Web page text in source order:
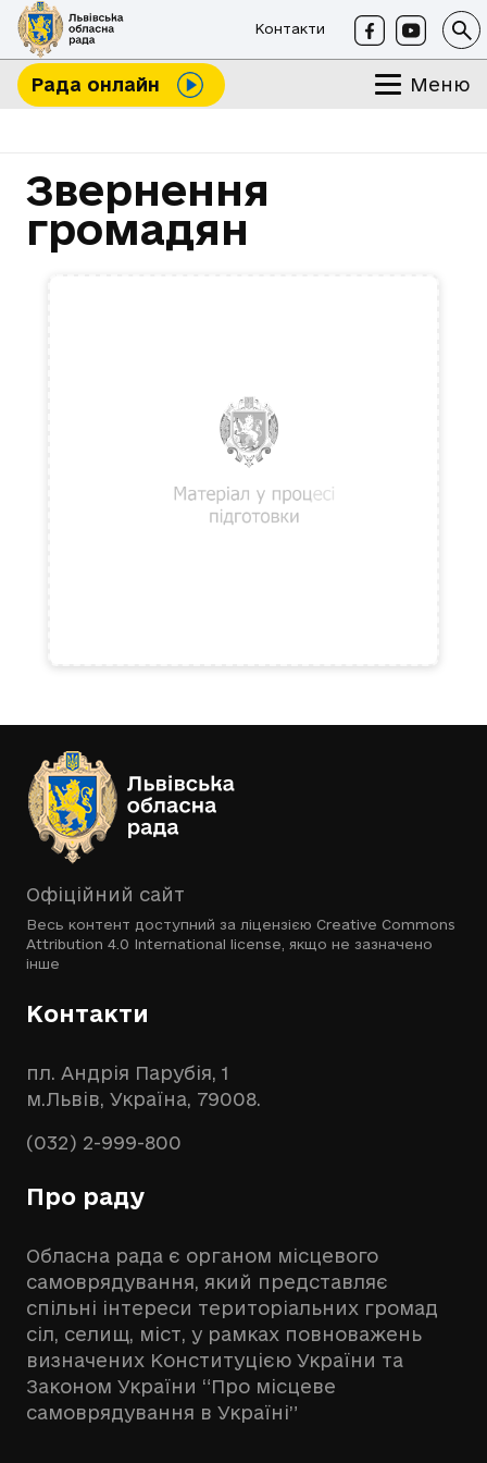
Контакти
Рада онлайн Меню
Звернення
громадян
Офіційний сайт
Весь контент доступний за ліцензією Creative Commons
Attribution 4.0 International license , якщо не зазначено
інше
Контакти
пл. Андрія Парубія, 1
м.Львів, Україна, 79008.
(032) 2-999-800
Про раду
Обласна рада є органом місцевого
самоврядування, який представляє
спільні інтереси територіальних громад
сіл, селищ, міст, у рамках повноважень
визначених Конституцією України та
Законом України “Про місцеве
самоврядування в Україні”